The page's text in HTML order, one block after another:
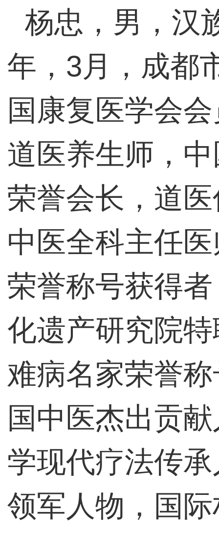
杨忠，男，汉
年，3月，成都
国康复医学会
道医养生师，
荣誉会长，道
中医全科主任
荣誉称号获得
化遗产研究院
难病名家荣誉
国中医杰出贡
学现代疗法传
领军人物，国